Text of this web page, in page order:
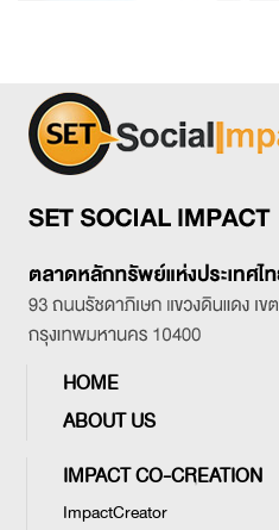
HOME
ABOUT US
IMPACT CO-CREATION
ImpactCreator